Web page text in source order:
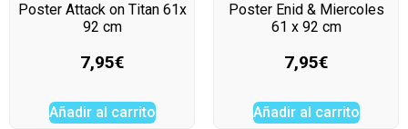
Poster Attack on Titan 61x
92 cm
7,95€
Añadir al carrito
Poster Enid & Miercoles
61 x 92 cm
7,95€
Añadir al carrito